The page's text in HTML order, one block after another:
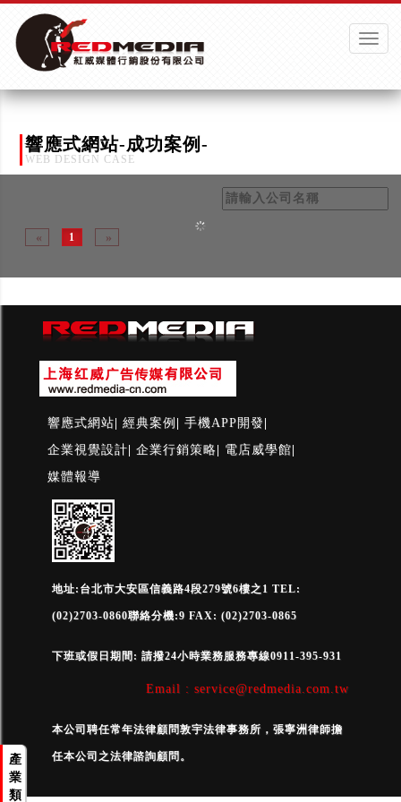
Toggle
響應式網站-成功案例-
WEB DESIGN CASE
產
業
類
« 1 »
響應式網站 經典案例 手機APP開發
企業視覺設計
企業行銷策略 電店威學館
媒體報導
地址:台北市大安區信義路4段279號6樓之1 TEL:
(02)2703-0860聯絡分機:9 FAX: (02)2703-0865
下班或假日期間: 請撥24小時業務服務專線0911-395-931
Email : service@redmedia.com.tw
本公司聘任常年法律顧問敦宇法律事務所，張寧洲律師擔
任本公司之法律諮詢顧問。